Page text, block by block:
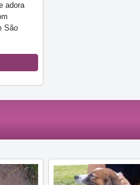
adora
São